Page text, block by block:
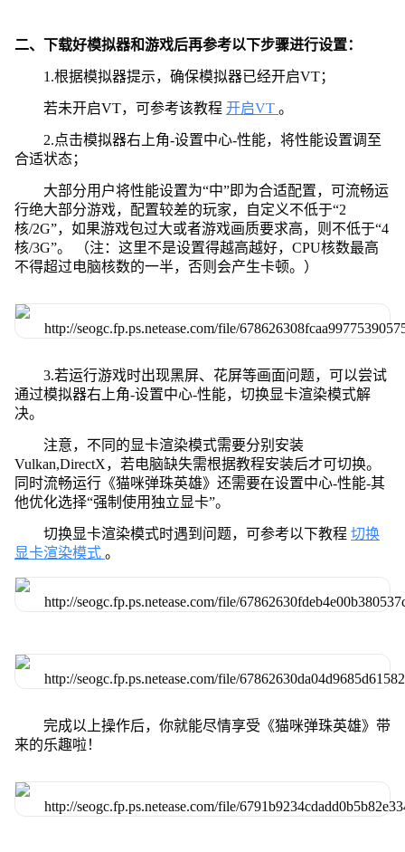
二、下载好模拟器和游戏后再参考以下步骤进行设置：
1.根据模拟器提示，确保模拟器已经开启VT；
若未开启VT，可参考该教程 开启VT 。
2.点击模拟器右上角-设置中心-性能，将性能设置调至
合适状态；
大部分用户将性能设置为“中”即为合适配置，可流畅运
行绝大部分游戏，配置较差的玩家，自定义不低于“2
核/2G”，如果游戏包过大或者游戏画质要求高，则不低于“4
核/3G”。 （注：这里不是设置得越高越好，CPU核数最高
不得超过电脑核数的一半，否则会产生卡顿。）
3.若运行游戏时出现黑屏、花屏等画面问题，可以尝试
通过模拟器右上角-设置中心-性能，切换显卡渲染模式解
决。
注意，不同的显卡渲染模式需要分别安装
Vulkan,DirectX，若电脑缺失需根据教程安装后才可切换。
同时流畅运行《猫咪弹珠英雄》还需要在设置中心-性能-其
他优化选择“强制使用独立显卡”。
切换显卡渲染模式时遇到问题，可参考以下教程 切换
显卡渲染模式 。
完成以上操作后，你就能尽情享受《猫咪弹珠英雄》带
来的乐趣啦！